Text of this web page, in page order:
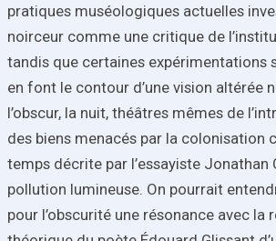
pratiques muséologiques actuelles
noirceur comme une critique de
tandis que certaines expérimentations
en font le contour d’une vision altérée
l’obscur, la nuit, théâtres mêmes de
des biens menacés par la colonisation
temps décrite par l’essayiste Jonathan
pollution lumineuse. On pourrait
pour l’obscurité une résonance avec la